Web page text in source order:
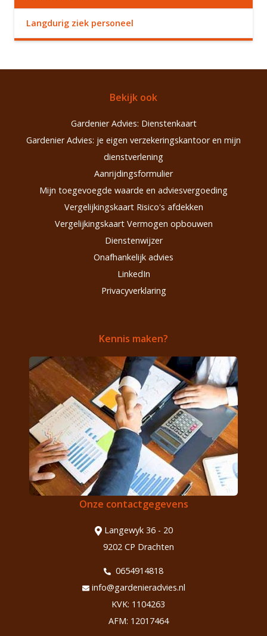
Langdurig ziek personeel
Bekijk ook
Gardenier Advies: Dienstenkaart
Gardenier Advies: je eigen verzekeringskantoor en mijn
dienstverlening
Aanrijdingsformulier
Mijn toegevoegde waarde en adviesvergoeding
Vergelijkingskaart Risico's afdekken
Vergelijkingskaart Vermogen opbouwen
Dienstenwijzer
Onafhankelijk advies
LinkedIn
Privacyverklaring
Kennis maken?
Onze contactgegevens
Langewyk 36 - 20
9202 CP Drachten
0654914818
info@gardenieradvies.nl
KVK: 1104263
AFM: 12017464